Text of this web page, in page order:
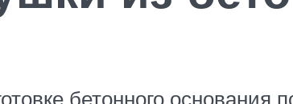
бетонного основания